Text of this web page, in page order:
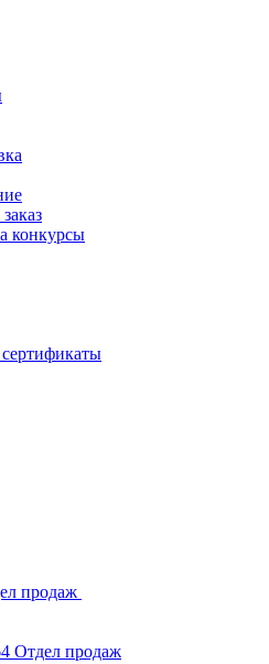
конкурсы
продаж
Отдел продаж